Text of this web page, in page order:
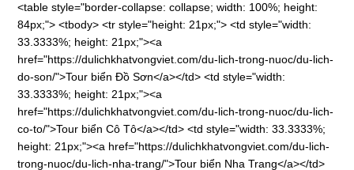
<table style="border-collapse: collapse; width: 100%; height:
84px;"> <tbody> <tr style="height: 21px;"> <td style="width:
33.3333%; height: 21px;"><a
href="https://dulichkhatvongviet.com/du-lich-trong-nuoc/du-lich-
do-son/">Tour biển Đồ Sơn</a></td> <td style="width:
33.3333%; height: 21px;"><a
href="https://dulichkhatvongviet.com/du-lich-trong-nuoc/du-lich-
co-to/">Tour biển Cô Tô</a></td> <td style="width: 33.3333%;
height: 21px;"><a href="https://dulichkhatvongviet.com/du-lich-
trong-nuoc/du-lich-nha-trang/">Tour biển Nha Trang</a></td>